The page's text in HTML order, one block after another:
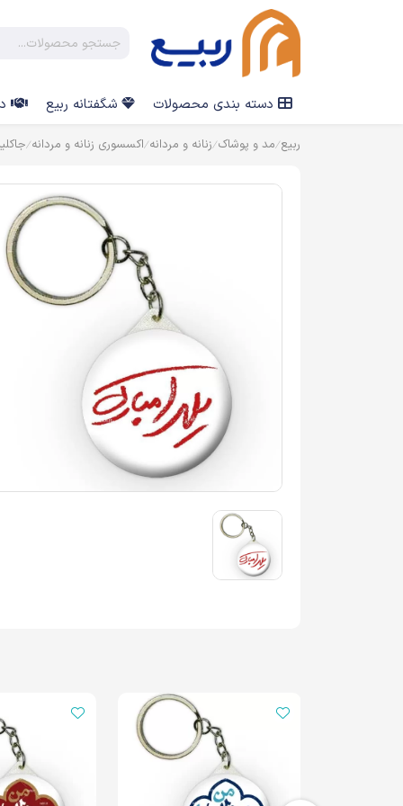
دسته بندی محصولات شگفتانه ربیع
ربیع مد و پوشاک زنانه و مردانه اکسسوری زنانه و مردانه